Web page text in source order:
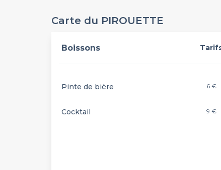
Carte du PIROUETTE
Boissons
Pinte de bière 6 €
Cocktail 9 €